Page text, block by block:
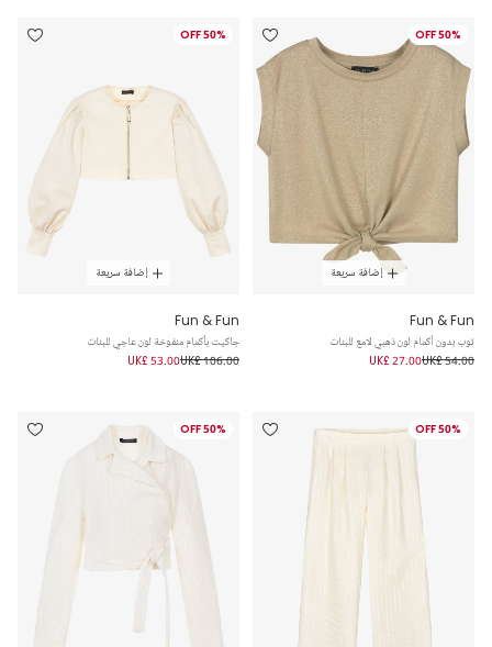
50% OFF
إضافة سريعة
Fun & Fun
توب بدون أكمام لون ذهبي لامع للبنات
UK£ 54.00
UK£ 27.00
50% OFF
إضافة سريعة
Fun & Fun
جاكيت بأكمام منفوخة لون عاجي للبنات
UK£ 106.00
UK£ 53.00
50% OFF
50% OFF